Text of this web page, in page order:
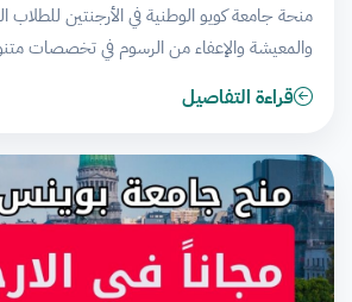
منحة جامعة كويو الوطنية في الأرجنتين للطلاب
والمعيشة والإعفاء من الرسوم في تخصصات
قراءة التفاصيل